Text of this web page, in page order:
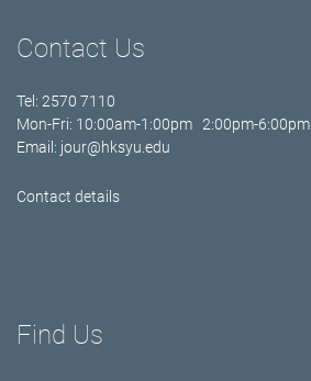
Contact Us
Tel: 2570 7110
Mon-Fri: 10:00am-1:00pm 2:00pm-6:00pm
Email: jour@hksyu.edu
Contact details
Find Us